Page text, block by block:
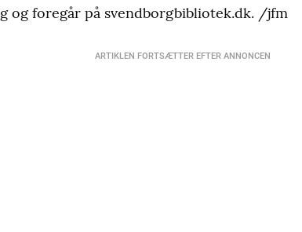
og foregår på svendborgbibliotek.dk. /jfm
ARTIKLEN FORTSÆTTER EFTER ANNONCEN